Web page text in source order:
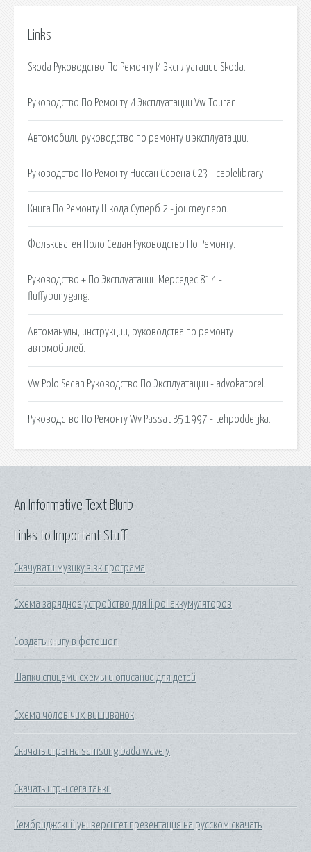
Links
Skoda Руководство По Ремонту И Эксплуатации Skoda.
Руководство По Ремонту И Эксплуатации Vw Touran
Автомобили руководство по ремонту и эксплуатации.
Руководство По Ремонту Ниссан Серена С23 - cablelibrary.
Книга По Ремонту Шкода Суперб 2 - journeyneon.
Фольксваген Поло Седан Руководство По Ремонту.
Руководство + По Эксплуатации Мерседес 814 -
fluffybunygang.
Автоманулы, инструкции, руководства по ремонту
автомобилей.
Vw Polo Sedan Руководство По Эксплуатации - advokatorel.
Руководство По Ремонту Wv Passat B5 1997 - tehpodderjka.
Links to Important Stuff
Скачувати музику з вк програма
Схема зарядное устройство для li pol аккумуляторов
Создать книгу в фотошоп
Шапки спицами схемы и описание для детей
Схема чоловічих вишиванок
Скачать игры на samsung bada wave y
Скачать игры сега танки
Кембриджский университет презентация на русском скачать
An Informative Text Blurb